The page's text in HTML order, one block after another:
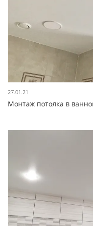
27.01.21
Монтаж потолка в